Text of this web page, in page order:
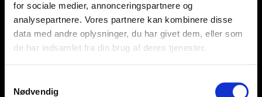
for sociale medier, annonceringspartnere og
analysepartnere. Vores partnere kan kombinere disse
data med andre oplysninger, du har givet dem, eller som
de har indsamlet fra din brug af deres tjenester.
Nødvendig
SØREN FRICHS VEJ 52, 8230 AABYHØJ
+4586997400
INFO@UNNU.NU